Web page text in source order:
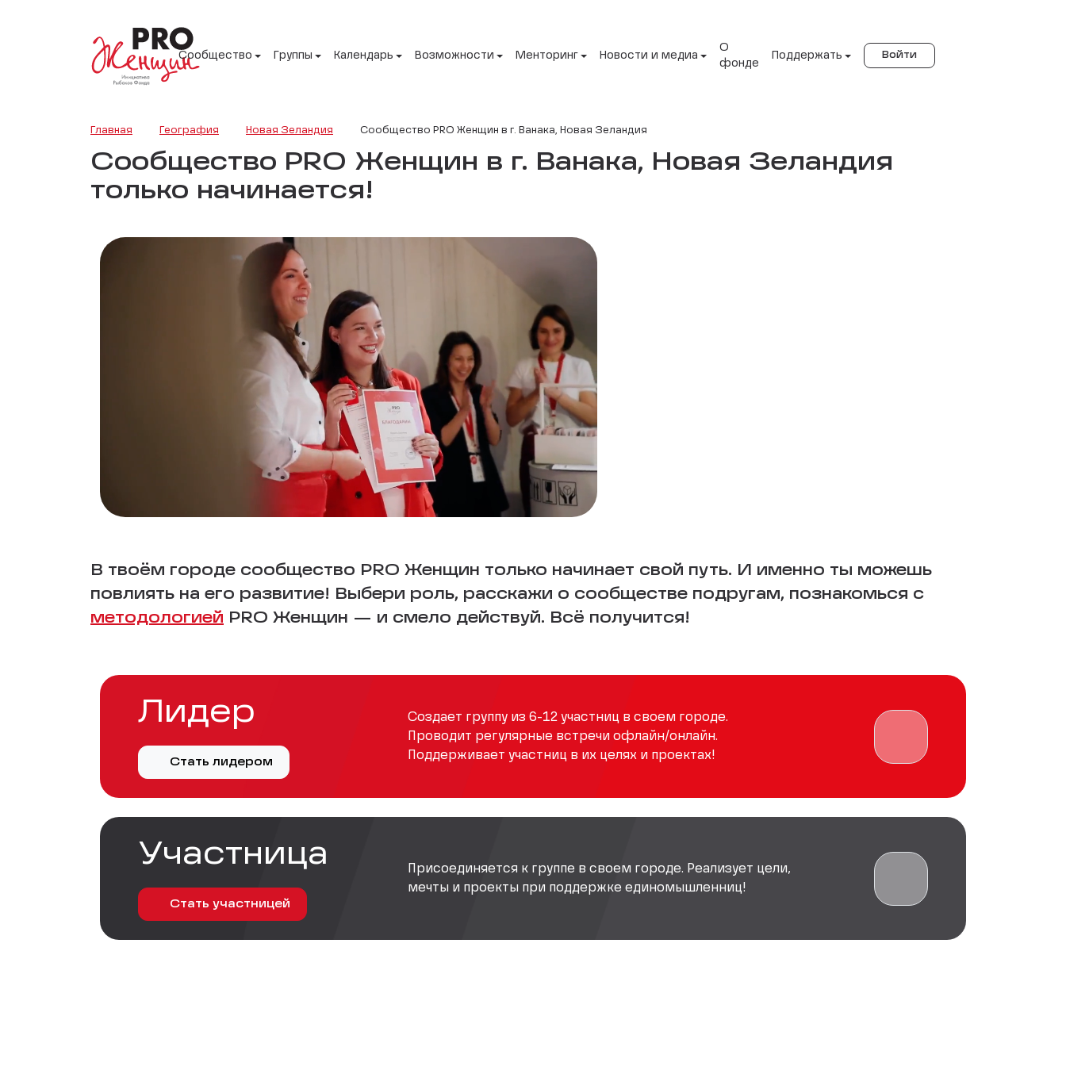
Сообщество Группы Календарь Возможности Менторинг Новости и медиа
О
фонде
Поддержать Войти
Главная География Новая Зеландия Сообщество PRO Женщин в г. Ванака, Новая Зеландия
Сообщество PRO Женщин в г. Ванака, Новая Зеландия
только начинается!
В твоём городе сообщество PRO Женщин только начинает свой путь. И именно ты можешь
повлиять на его развитие! Выбери роль, расскажи о сообществе подругам, познакомься с
методологией PRO Женщин — и смело действуй. Всё получится!
Лидер
Стать лидером
Создает группу из 6-12 участниц в своем городе.
Проводит регулярные встречи офлайн/онлайн.
Поддерживает участниц в их целях и проектах!
Участница
Стать участницей
Присоединяется к группе в своем городе. Реализует цели,
мечты и проекты при поддержке единомышленниц!